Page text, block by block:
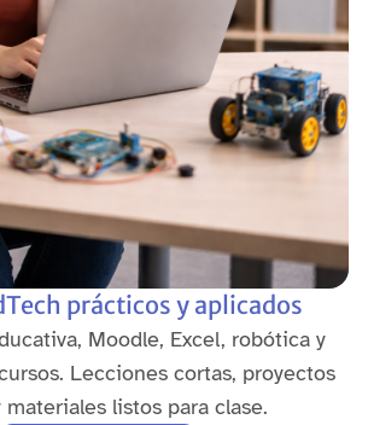
prácticos y aplicados
Moodle, Excel, robótica y
Lecciones cortas, proyectos
materiales listos para clase.